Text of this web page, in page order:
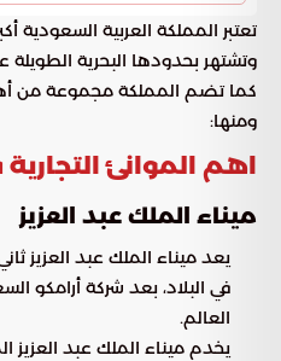
تعتبر المملكة العربية السعودية
وتشتهر بحدودها البحرية الطويلة
كما تضم ​​المملكة مجموعة من أهم
ومنها:
اهم الموانئ
ميناء الملك عبد العزيز
يعد ميناء الملك عبد العزيز
في البلاد، بعد شركة أرامكو
العالم.
يخدم ميناء الملك عبد